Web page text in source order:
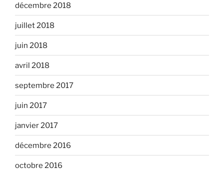
décembre 2018
juillet 2018
juin 2018
avril 2018
septembre 2017
juin 2017
janvier 2017
décembre 2016
octobre 2016